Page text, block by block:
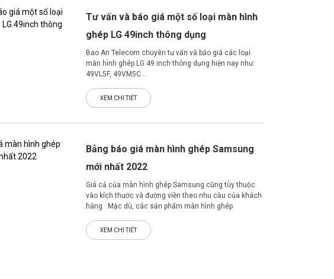
Tư vấn và báo giá một số loại màn hình
ghép LG 49inch thông dụng
Bao An Telecom chuyên tư vấn và báo giá các loại
màn hình ghép LG 49 inch thông dụng hiện nay như:
49VL5F, 49VM5C…
XEM CHI TIẾT
Bảng báo giá màn hình ghép Samsung
mới nhất 2022
Giá cả của màn hình ghép Samsung cũng tùy thuộc
vào kích thước và đường viền theo nhu cầu của khách
hàng. Mặc dù, các sản phẩm màn hình ghép
cùng loại, nhưng tấm nền màn hình LCD Samsung
được công nhận trên toàn cầu về chất lượng hình ảnh
XEM CHI TIẾT